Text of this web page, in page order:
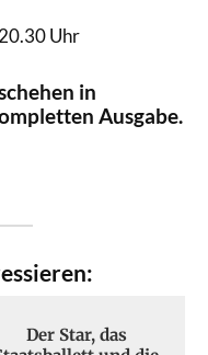
Uhr
in
Ausgabe.
Der Star, das
Texte frei
wollen